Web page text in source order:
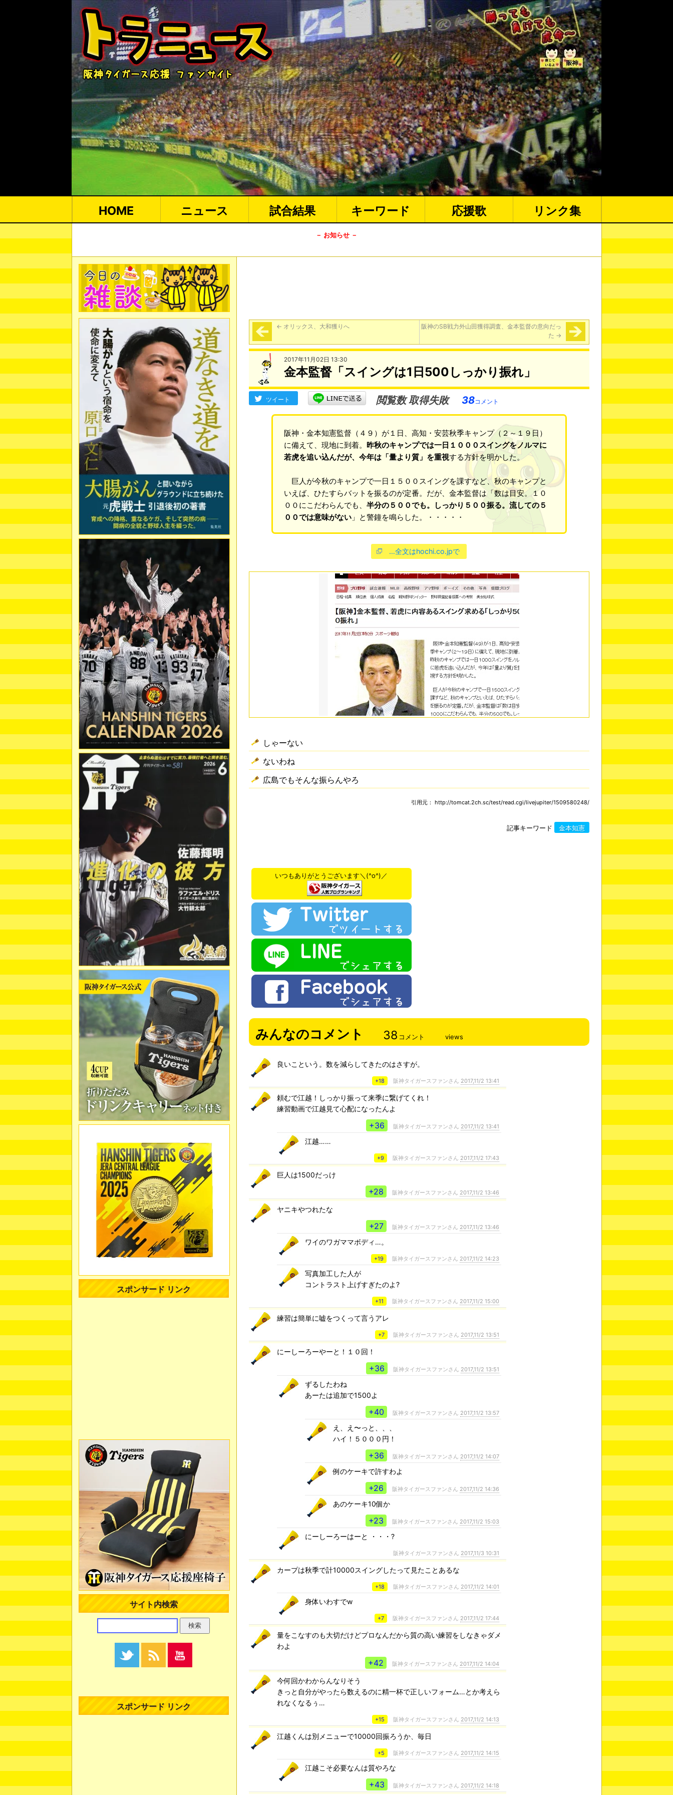
HOME ニュース 試合結果 キーワード 応援歌 リンク集
－ お知らせ －
← オリックス、大和獲りへ
阪神のSB戦力外山田獲得調査、金本監督の意向だっ
た →
2017年11月02日 13:30
金本監督「スイングは1日500しっかり振れ」
ツイート 閲覧数 取得失敗 38コメント
阪神・金本知憲監督（４９）が１日、高知・安芸秋季キャンプ（２～１９日）
に備えて、現地に到着。 昨秋のキャンプでは一日１０００スイングをノルマに
若虎を追い込んだが、今年は「量より質」を重視する方針を明かした。
巨人が今秋のキャンプで一日１５００スイングを課すなど、秋のキャンプと
いえば、ひたすらバットを振るのが定番。だが、金本監督は「数は目安。１０
００にこだわらんでも、 半分の５００でも。しっかり５００振る。流しての５
００では意味がない 」と警鐘を鳴らした。・・・・・
…全文はhochi.co.jpで
しゃーない
ないわね
広島でもそんな振らんやろ
引用元： http://tomcat.2ch.sc/test/read.cgi/livejupiter/1509580248/
記事キーワード 金本知憲
いつもありがとうございます＼(^o^)／
みんなのコメント 38 コメント views
良いこという。数を減らしてきたのはさすが。
+18 阪神タイガースファンさん 2017,11/2 13:41
頼むで江越！しっかり振って来季に繋げてくれ！
練習動画で江越見て心配になったんよ
+36 阪神タイガースファンさん 2017,11/2 13:41
江越……
+9 阪神タイガースファンさん 2017,11/2 17:43
巨人は1500だっけ
+28 阪神タイガースファンさん 2017,11/2 13:46
ヤニキやつれたな
+27 阪神タイガースファンさん 2017,11/2 13:46
ワイのワガママボディ…。
+19 阪神タイガースファンさん 2017,11/2 14:23
写真加工した人が
コントラスト上げすぎたのよ?
+11 阪神タイガースファンさん 2017,11/2 15:00
練習は簡単に嘘をつくって言うアレ
+7 阪神タイガースファンさん 2017,11/2 13:51
にーしーろーやーと！１０回！
+36 阪神タイガースファンさん 2017,11/2 13:51
ずるしたわね
あーたは追加で1500よ
+40 阪神タイガースファンさん 2017,11/2 13:57
え、え〜っと、、、
ハイ！５０００円！
+36 阪神タイガースファンさん 2017,11/2 14:07
例のケーキで許すわよ
+26 阪神タイガースファンさん 2017,11/2 14:36
あのケーキ10個か
+23 阪神タイガースファンさん 2017,11/2 15:03
にーしーろーはーと ・・・?
阪神タイガースファンさん 2017,11/3 10:31
カープは秋季で計10000スイングしたって見たことあるな
+18 阪神タイガースファンさん 2017,11/2 14:01
身体いわすでw
+7 阪神タイガースファンさん 2017,11/2 17:44
量をこなすのも大切だけどプロなんだから質の高い練習をしなきゃダメ
わよ
+42 阪神タイガースファンさん 2017,11/2 14:04
今何回かわからんなりそう
きっと自分がやったら数えるのに精一杯で正しいフォーム…とか考えら
れなくなるぅ…
+15 阪神タイガースファンさん 2017,11/2 14:13
江越くんは別メニューで10000回振ろうか、毎日
+5 阪神タイガースファンさん 2017,11/2 14:15
江越こそ必要なんは質やろな
+43 阪神タイガースファンさん 2017,11/2 14:18
スポンサード リンク
サイト内検索
スポンサード リンク